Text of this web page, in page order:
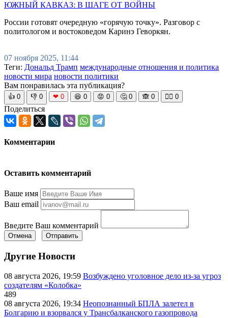
ЮЖНЫЙ КАВКАЗ: В ШАГЕ ОТ ВОЙНЫ
России готовят очередную «горячую точку». Разговор с
политологом и востоковедом Каринэ Геворкян.
07 ноября 2025, 11:44
Теги: Дональд Трамп международные отношения и политика
новости мира новости политики
Вам понравилась эта публикация?
👍 0 👎 0 ❤ 0 😆 0 😡 0 🤔 0 🙈 0 🧘‍♀️ 0
Поделиться
Комментарии
Оставить комментарий
Ваше имя
Ваш email
Введите Ваш комментарий
Отмена Отправить
Другие Новости
08 августа 2026, 19:59 Возбуждено уголовное дело из-за угроз
создателям «Колобка»
489
08 августа 2026, 19:34 Неопознанный БПЛА залетел в
Болгарию и взорвался у Трансбалканского газопровода